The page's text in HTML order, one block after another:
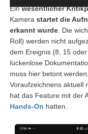
Einwesentlicher
Kamera startet die
erkannt wurde . Die
Roll) werden nicht
dem Ereignis (8, 15
lückenlose
muss hier betont
Voraufzeichnens aktuell
hat das Feature mit der
Hands-On hatten.